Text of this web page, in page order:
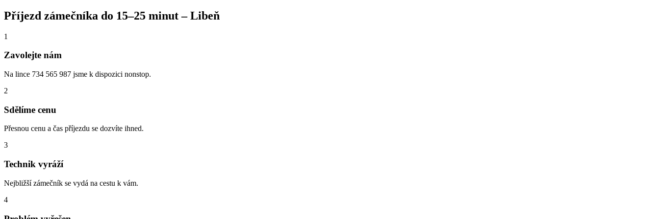
Příjezd zámečníka do 15–25 minut–Libeň
1
Zavolejte nám
Na lince 734 565 987 jsme k dispozici nonstop.
2
Sdělíme cenu
Přesnou cenu a čas příjezdu se dozvíte ihned.
3
Technik vyráží
Nejbližší zámečník se vydá na cestu k vám.
4